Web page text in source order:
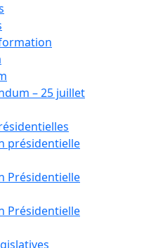
– 25 juillet
présidentielle
Présidentielle
Présidentielle